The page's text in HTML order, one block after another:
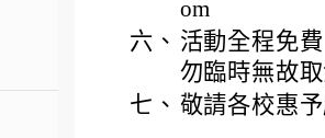
om
六、 活動全程免
勿臨時無故
七、 敬請各校惠